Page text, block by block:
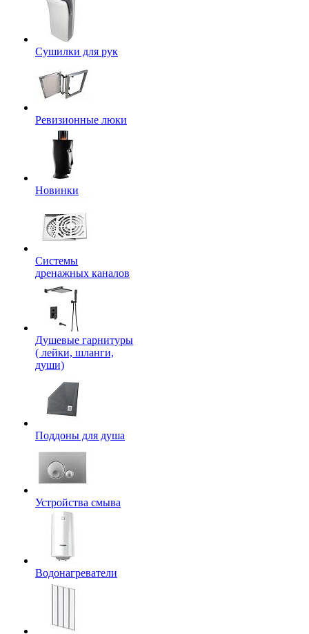
Сушилки для рук
Ревизионные люки
Новинки
Системы
дренажных каналов
Душевые гарнитуры
( лейки, шланги,
души)
Поддоны для душа
Устройства смыва
Водонагреватели